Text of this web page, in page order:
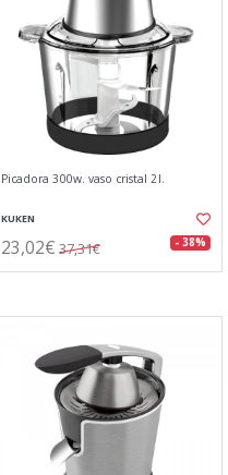
Picadora 300w. vaso cristal 2l.
KUKEN
23,02€ 37,31€ - 38%